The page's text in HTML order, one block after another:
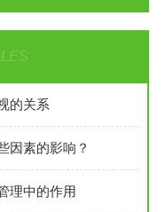
的关系
因素的影响？
理中的作用